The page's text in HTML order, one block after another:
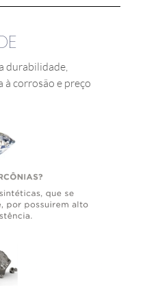
durabilidade,
à corrosão e preço